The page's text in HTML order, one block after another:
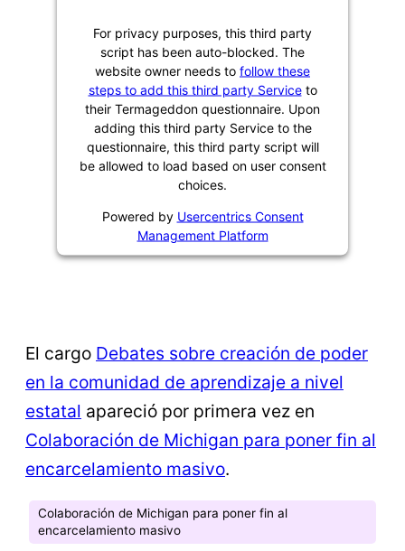
For privacy purposes, this third party
script has been auto-blocked. The
website owner needs to follow these
steps to add this third party Serviceto
their Termageddon questionnaire. Upon
adding this third party Service to the
questionnaire, this third party script will
be allowed to load based on user consent
choices.
Powered by Usercentrics Consent
Management Platform
El cargo Debates sobre creación de poder
en la comunidad de aprendizaje a nivel
estatal apareció por primera vez en
Colaboración de Michigan para poner fin al
encarcelamiento masivo.
Colaboración de Michigan para poner fin al
encarcelamiento masivo